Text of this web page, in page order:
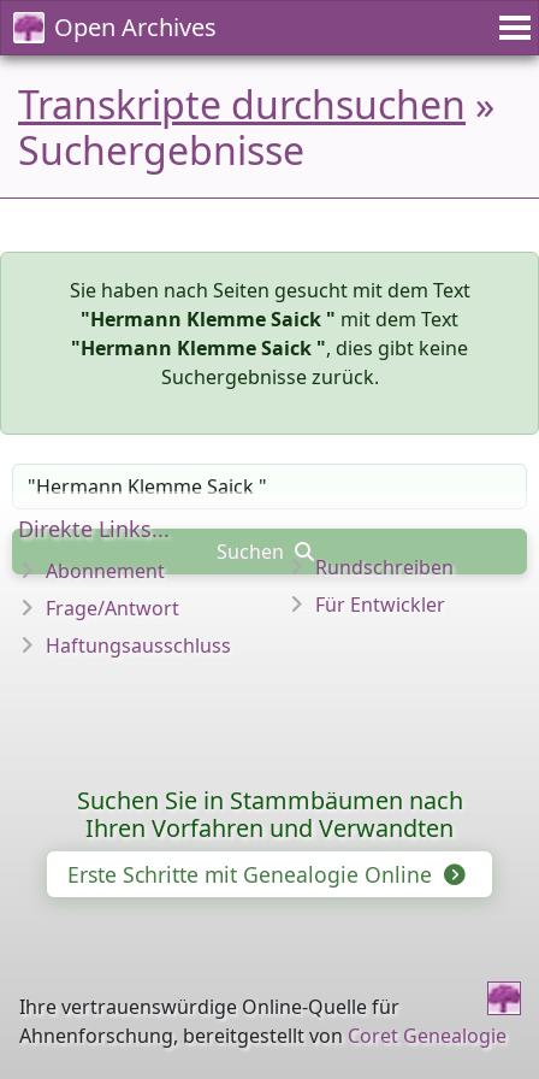
Open Archives
Transkripte durchsuchen »
Suchergebnisse
Sie haben nach Seiten gesucht mit dem Text
"Hermann Klemme Saick " mit dem Text
"Hermann Klemme Saick ", dies gibt keine
Suchergebnisse zurück.
Suchen
Direkte Links...
Abonnement
Frage/Antwort
Haftungsausschluss
Rundschreiben
Für Entwickler
Suchen Sie in Stammbäumen nach
Ihren Vorfahren und Verwandten
Erste Schritte mit Genealogie Online
Ihre vertrauenswürdige Online-Quelle für
Ahnenforschung, bereitgestellt von Coret Genealogie